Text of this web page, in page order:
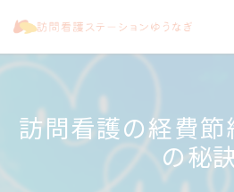
訪問看護の経費
の秘